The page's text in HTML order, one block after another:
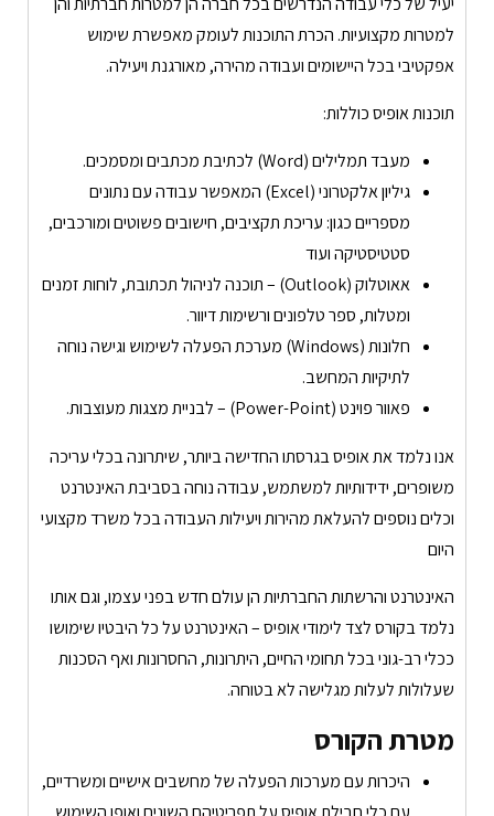
למטרות מקצועיות. הכרת התוכנות לעומק מאפשרת שימוש
אפקטיבי בכל היישומים ועבודה מהירה, מאורגנת ויעילה.
תוכנות אופיס כוללות:
מעבד תמלילים (Word) לכתיבת מכתבים ומסמכים.
גיליון אלקטרוני (Excel) המאפשר עבודה עם נתונים
מספריים כגון: עריכת תקציבים, חישובים פשוטים ומורכבים,
סטטיסטיקה ועוד
אאוטלוק (Outlook) – תוכנה לניהול תכתובת, לוחות זמנים
ומטלות, ספר טלפונים ורשימות דיוור.
חלונות (Windows) מערכת הפעלה לשימוש וגישה נוחה
לתיקיות המחשב.
פאוור פוינט (Power-Point) – לבניית מצגות מעוצבות.
אנו נלמד את אופיס בגרסתו החדישה ביותר, שיתרונה בכלי עריכה
משופרים, ידידותיות למשתמש, עבודה נוחה בסביבת האינטרנט
וכלים נוספים להעלאת מהירות ויעילות העבודה בכל משרד מקצועי
היום
האינטרנט והרשתות החברתיות הן עולם חדש בפני עצמו, וגם אותו
נלמד בקורס לצד לימודי אופיס – האינטרנט על כל היבטיו שימושו
ככלי רב-גוני בכל תחומי החיים, היתרונות, החסרונות ואף הסכנות
שעלולות לעלות מגלישה לא בטוחה.
מטרת הקורס
היכרות עם מערכות הפעלה של מחשבים אישיים ומשרדיים,